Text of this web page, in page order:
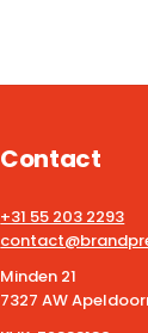
Contact
+31 55 203 2293
Minden 21
7327 AW